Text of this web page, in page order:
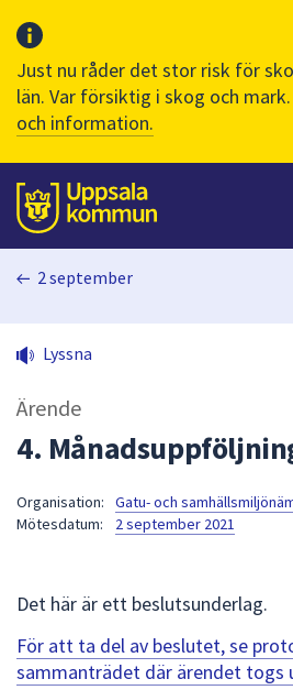
Just nu råder det stor risk för
län. Var försiktig i skog och mark.
och information.
Till sidans
huvudinnehåll
2 september
Lyssna
Ärende
4.
Organisation:
Gatu- och
Mötesdatum:
2 september 2021
Det här är ett beslutsunderlag.
För att ta del av beslutet, se
sammanträdet där ärendet togs